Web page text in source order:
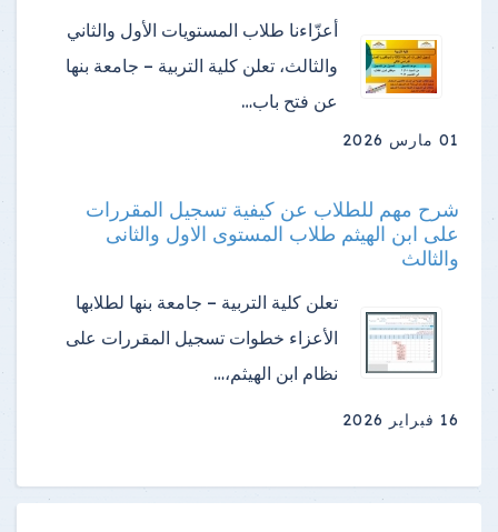
أعزّاءنا طلاب المستويات الأول والثاني
والثالث، تعلن كلية التربية – جامعة بنها
عن فتح باب…
01 مارس 2026
شرح مهم للطلاب عن كيفية تسجيل المقررات
على ابن الهيثم طلاب المستوى الاول والثانى
والثالث
تعلن كلية التربية – جامعة بنها لطلابها
الأعزاء خطوات تسجيل المقررات على
نظام ابن الهيثم،…
16 فبراير 2026